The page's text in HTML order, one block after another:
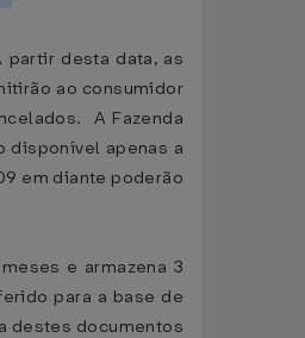
partir desta data, as
ao consumidor
A Fazenda
disponível apenas a
em diante poderão
e armazena 3
para a base de
destes documentos